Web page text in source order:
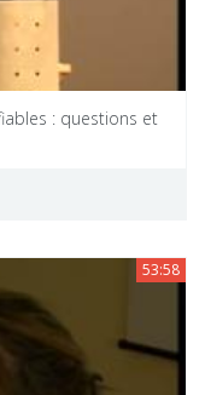
: questions et
53:58